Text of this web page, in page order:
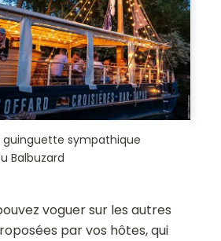
guinguette sympathique
Balbuzard
voguer sur les autres
par vos hôtes, qui